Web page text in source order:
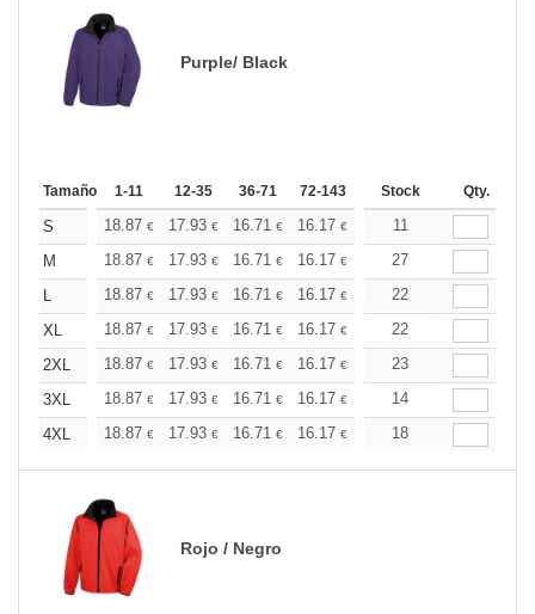
Purple/ Black
Tamaño 1-11 12-35 36-71 72-143 144-287 288 +
Stock Qty.
S 18.87 € 17.93 € 16.71 € 16.17 € 15.37
11
M
18.87 € 17.93 € 16.71 € 16.17 € 15.37€
27
L
18.87 € 17.93 € 16.71 € 16.17 € 15.37€
22
XL
18.87 € 17.93 € 16.71 € 16.17 € 15.37€
22
2XL
18.87 € 17.93 € 16.71 € 16.17 € 15.37€
23
3XL
18.87 € 17.93 € 16.71 € 16.17 € 15.37€
14
4XL
18.87 € 17.93 € 16.71 € 16.17 € 15.37€
18
Rojo / Negro